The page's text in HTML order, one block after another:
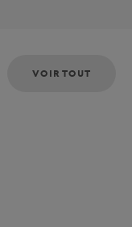
VOIR TOUT